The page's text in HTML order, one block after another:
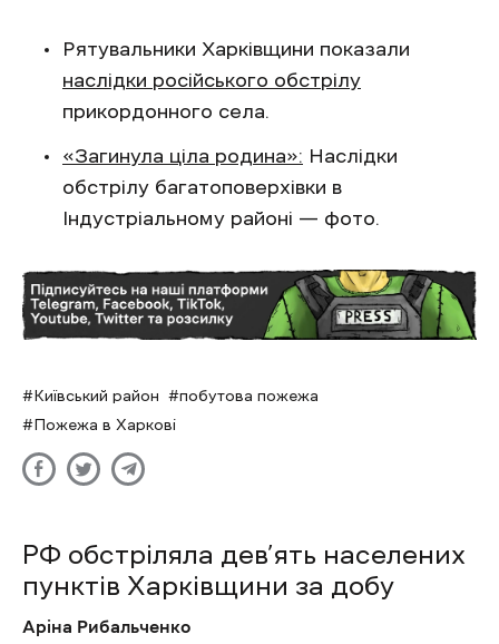
Рятувальники Харківщини показали
наслідки російського обстрілу
прикордонного села.
«Загинула ціла родина»: Наслідки
обстрілу багатоповерхівки в
Індустріальному районі — фото.
Київський район
побутова пожежа
Пожежа в Харкові
РФ обстріляла дев’ять населених
пунктів Харківщини за добу
Аріна Рибальченко